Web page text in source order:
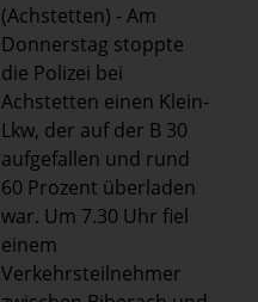
(Achstetten) - Am
Donnerstag stoppte
die Polizei bei
Achstetten einen Klein-
Lkw, der auf der B 30
aufgefallen und rund
60 Prozent überladen
war. Um 7.30 Uhr fiel
einem
Verkehrsteilnehmer